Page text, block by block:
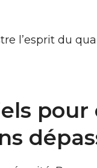
l’esprit du
pour